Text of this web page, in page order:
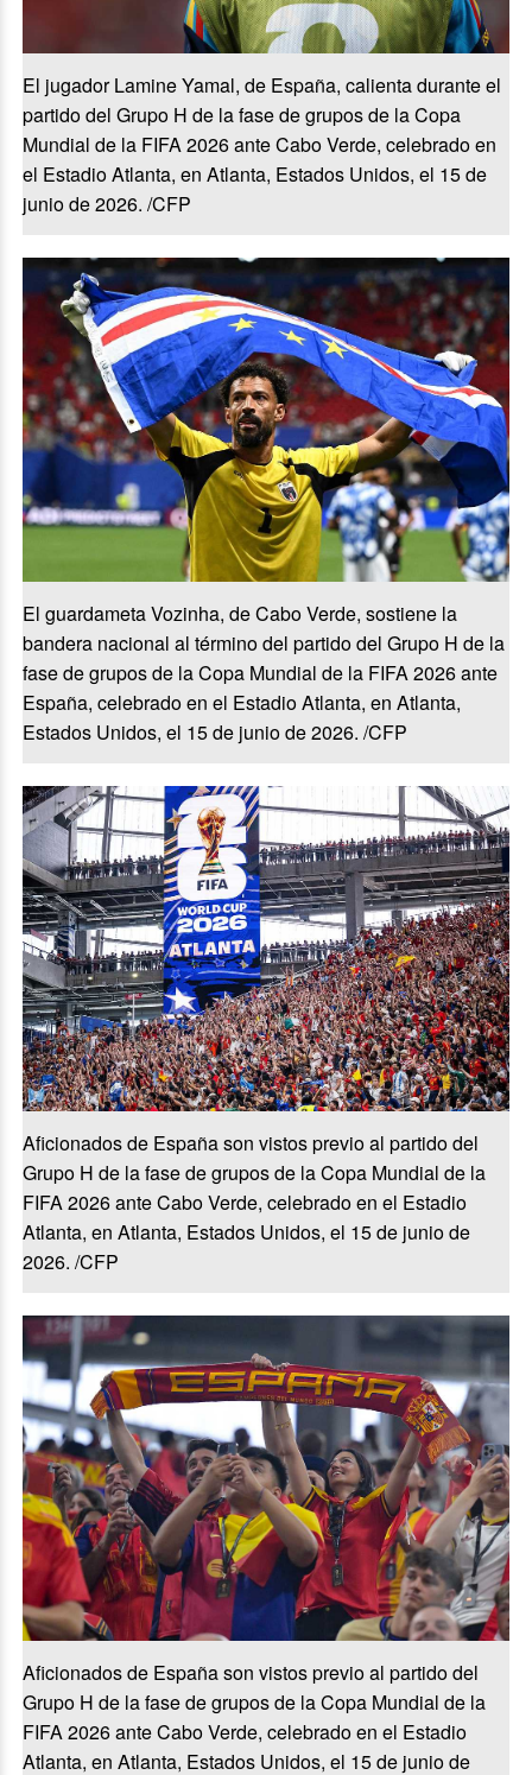
El jugador Lamine Yamal, de España, calienta durante el
partido del Grupo H de la fase de grupos de la Copa
Mundial de la FIFA 2026 ante Cabo Verde, celebrado en
el Estadio Atlanta, en Atlanta, Estados Unidos, el 15 de
junio de 2026. /CFP
El guardameta Vozinha, de Cabo Verde, sostiene la
bandera nacional al término del partido del Grupo H de la
fase de grupos de la Copa Mundial de la FIFA 2026 ante
España, celebrado en el Estadio Atlanta, en Atlanta,
Estados Unidos, el 15 de junio de 2026. /CFP
Aficionados de España son vistos previo al partido del
Grupo H de la fase de grupos de la Copa Mundial de la
FIFA 2026 ante Cabo Verde, celebrado en el Estadio
Atlanta, en Atlanta, Estados Unidos, el 15 de junio de
2026. /CFP
Aficionados de España son vistos previo al partido del
Grupo H de la fase de grupos de la Copa Mundial de la
FIFA 2026 ante Cabo Verde, celebrado en el Estadio
Atlanta, en Atlanta, Estados Unidos, el 15 de junio de